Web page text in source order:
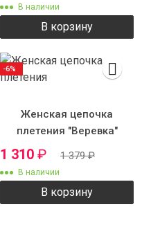
В наличии
В корзину
Женская цепочка
плетения "Веревка"
1 310 ₽ 1 379₽
В наличии
В корзину
-6%